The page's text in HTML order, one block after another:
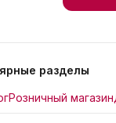
разделы
Розничный магазин